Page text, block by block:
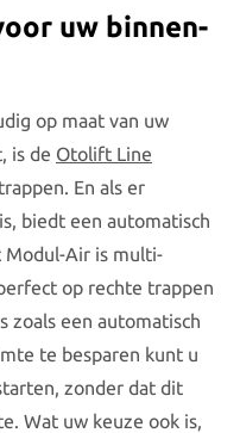
uw binnen-
op maat van uw
is de Otolift Line
En als er
biedt een automatisch
Modul-Air is multi-
op rechte trappen
zoals een automatisch
te besparen kunt u
zonder dat dit
Wat uw keuze ook is,